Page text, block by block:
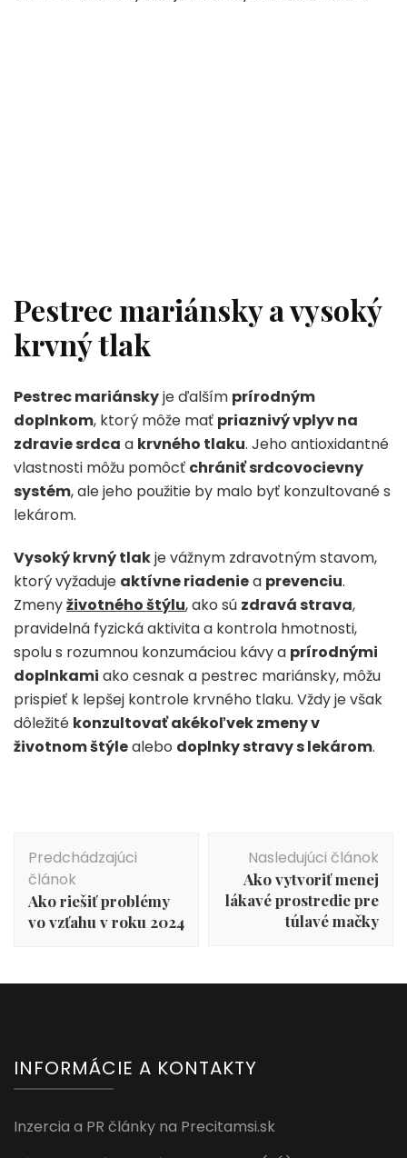
Pestrec mariánsky a vysoký
krvný tlak
Pestrec mariánskyje ďalším prírodným
doplnkom, ktorý môže mať priaznivý vplyv na
zdravie srdca a krvného tlaku. Jeho antioxidantné
vlastnosti môžu pomôcť chrániť srdcovocievny
systém, ale jeho použitie by malo byť konzultované s
lekárom.
Vysoký krvný tlakje vážnym zdravotným stavom,
ktorý vyžaduje aktívne riadeniea prevenciu.
Zmenyživotného štýlu, ako sú zdravá strava,
pravidelná fyzická aktivita a kontrola hmotnosti,
spolu s rozumnou konzumáciou kávy a prírodnými
doplnkami ako cesnak a pestrec mariánsky, môžu
prispieť k lepšej kontrole krvného tlaku. Vždy je však
dôležité konzultovať akékoľvek zmeny v
životnom štýlealebo doplnky stravy s lekárom.
Navigácia
článku
Predchádzajúci
článok
Ako riešiť problémy
vo vzťahu v roku 2024
Nasledujúci článok
Ako vytvoriť menej
lákavé prostredie pre
túlavé mačky
INFORMÁCIE A KONTAKTY
Inzercia a PR články na Precitamsi.sk